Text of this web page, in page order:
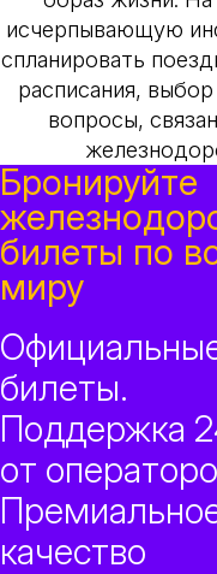
исчерпывающую
спланировать
расписания,
вопросы,
Бронируйте
билеты по
миру
билеты.
Поддержка
от
качество